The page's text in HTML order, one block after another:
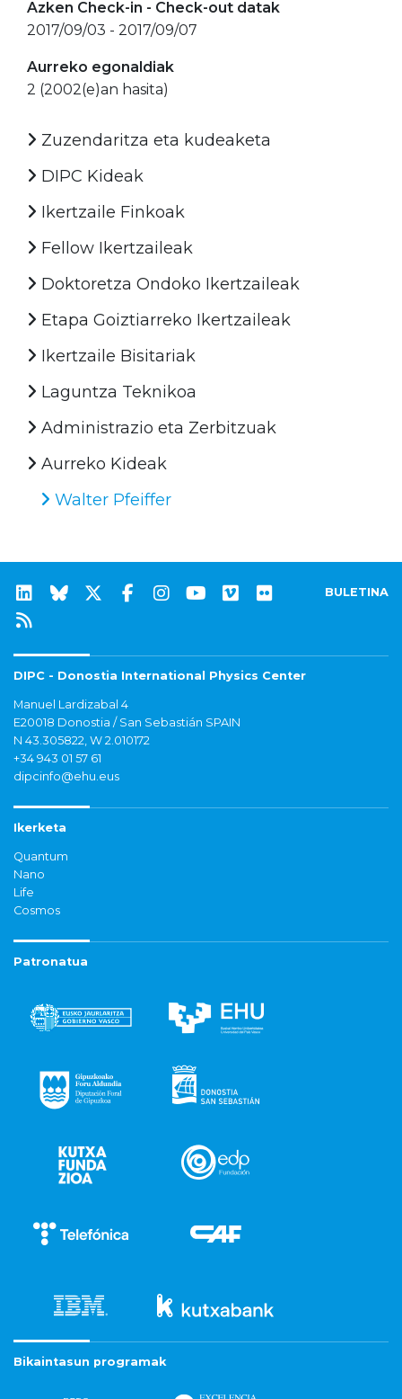
Azken Check-in - Check-out datak
2017/09/03 - 2017/09/07
Aurreko egonaldiak
2 (2002(e)an hasita)
Zuzendaritza eta kudeaketa
DIPC Kideak
Ikertzaile Finkoak
Fellow Ikertzaileak
Doktoretza Ondoko Ikertzaileak
Etapa Goiztiarreko Ikertzaileak
Ikertzaile Bisitariak
Laguntza Teknikoa
Administrazio eta Zerbitzuak
Aurreko Kideak
Walter Pfeiffer
BULETINA
DIPC - Donostia International Physics Center
Manuel Lardizabal 4
E20018 Donostia / San Sebastián SPAIN
N 43.305822, W 2.010172
+34 943 01 57 61
dipcinfo@ehu.eus
Ikerketa
Quantum
Nano
Life
Cosmos
Patronatua
Bikaintasun programak